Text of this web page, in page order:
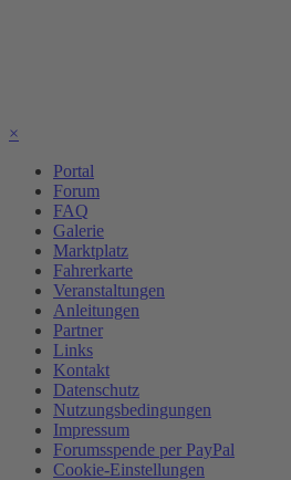
×
Portal
Forum
FAQ
Galerie
Marktplatz
Fahrerkarte
Veranstaltungen
Anleitungen
Partner
Links
Kontakt
Datenschutz
Nutzungsbedingungen
Impressum
Forumsspende per PayPal
Cookie-Einstellungen